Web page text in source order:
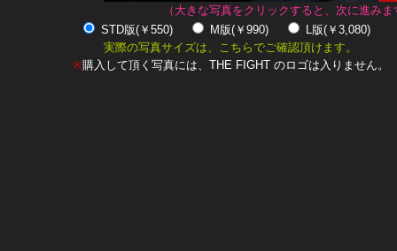
（大きな写真をクリックすると、次に進みま
STD版(￥550)
M版(￥990)
L版(￥3,080)
実際の写真サイズは、こちらでご確認頂けます。
※購入して頂く写真には、THE FIGHT のロゴは入りません。